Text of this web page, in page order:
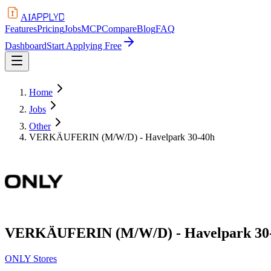
AIAPPLYD
FeaturesPricingJobsMCPCompareBlogFAQ
DashboardStart Applying Free
Home
Jobs
Other
VERKÄUFERIN (M/W/D) - Havelpark 30-40h
VERKÄUFERIN (M/W/D) - Havelpark
ONLY Stores